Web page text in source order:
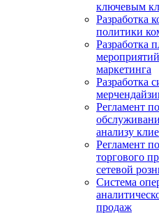
ключевым
Разработка
политики
Разработка
маркетинга
Разработка
Регламент
анализу
Регламент
торгового
сетевой
Система
продаж